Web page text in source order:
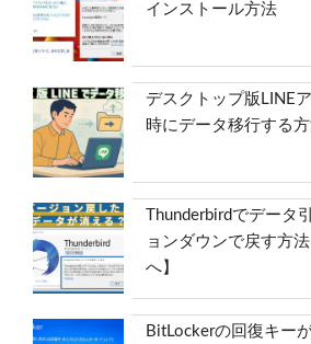
インストール方法
デスクトップ版LINE
時にデータ移行する
Thunderbirdでデータ
ョンダウンで戻す方
へ】
BitLockerの回復キー